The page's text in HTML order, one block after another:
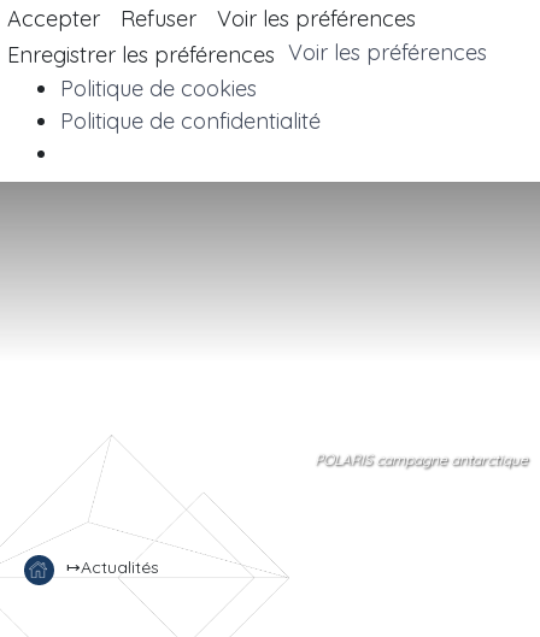
Accepter
Refuser
Voir les préférences
Enregistrer les préférences Voir les préférences
Politique de cookies
Politique de confidentialité
POLARIS campagne antarctique
↦Actualités